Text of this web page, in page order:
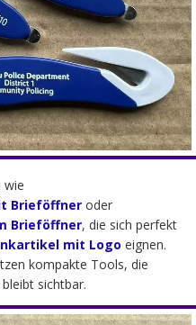
wie
Brieföffner oder
Brieföffner, die sich perfekt
mit Logo eignen.
kompakte Tools, die
sichtbar.